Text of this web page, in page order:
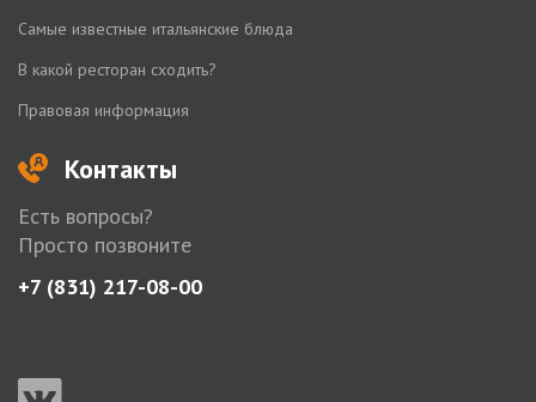
Самые известные итальянские блюда
В какой ресторан сходить?
Правовая информация
Контакты
Есть вопросы?
Просто позвоните
+7 (831) 217-08-00